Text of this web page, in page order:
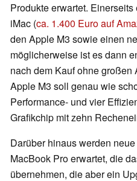
Produkte erwartet.
iMac (ca. 1.400 Euro auf
den Apple M3 sowie einen
möglicherweise ist es dann
nach dem Kauf ohne
Apple M3 soll genau wie
Performance- und vier
Grafikchip mit zehn
Darüber hinaus werden
MacBook Pro erwartet, die
übernehmen, die aber ein